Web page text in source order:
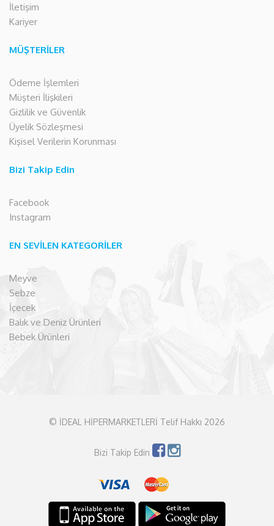
İletişim
Kariyer
MÜŞTERİLER
Ödeme İşlemleri
Müşteri İlişkileri
Gizlilik ve Güvenlik
Üyelik Sözleşmesi
Kişisel Verilerin Korunması
Bizi Takip Edin
Facebook
Instagram
EN SEVİLEN KATEGORİLER
Meyve
Sebze
İçecek
Balık ve Deniz Ürünleri
Bebek Ürünleri
© İDEAL HİPERMARKETLERİ Telif Hakkı 2026
Bizi Takip Edin